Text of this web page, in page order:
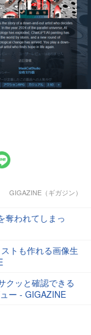
GIGAZINE（ギガジン）
奪われてしまっ
トも作れる画像生
クッと確認できる
ー - GIGAZINE